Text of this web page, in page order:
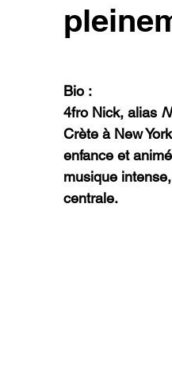
Bio :
4fro Nick, alias
Crète à New
enfance et
musique
centrale.